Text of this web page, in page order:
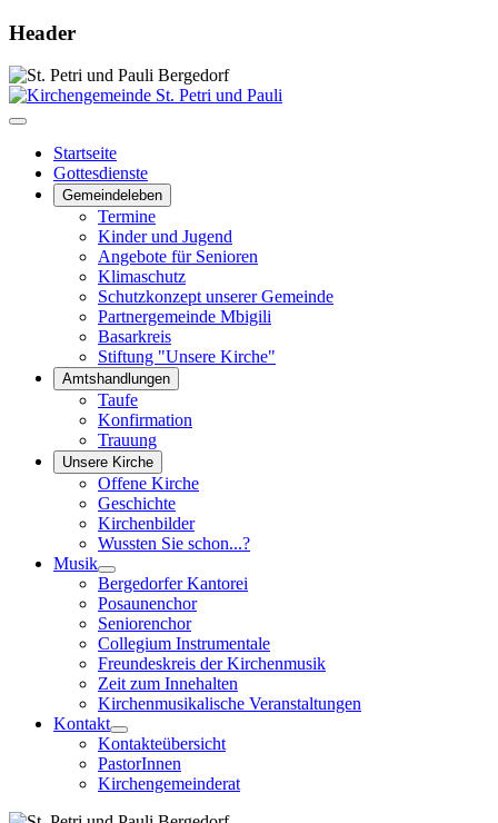
Header
Startseite
Gottesdienste
Gemeindeleben
Termine
Kinder und Jugend
Angebote für Senioren
Klimaschutz
Schutzkonzept unserer Gemeinde
Partnergemeinde Mbigili
Basarkreis
Stiftung "Unsere Kirche"
Amtshandlungen
Taufe
Konfirmation
Trauung
Unsere Kirche
Offene Kirche
Geschichte
Kirchenbilder
Wussten Sie schon...?
Musik
Bergedorfer Kantorei
Posaunenchor
Seniorenchor
Collegium Instrumentale
Freundeskreis der Kirchenmusik
Zeit zum Innehalten
Kirchenmusikalische Veranstaltungen
Kontakt
Kontakteübersicht
PastorInnen
Kirchengemeinderat